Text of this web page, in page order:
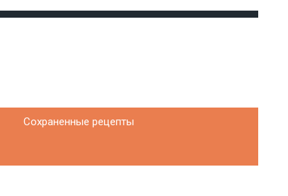
Сохраненные рецепты